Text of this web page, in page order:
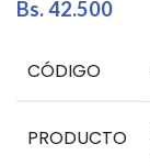
Bs.42.500
CÓDIGO
PRODUCTO